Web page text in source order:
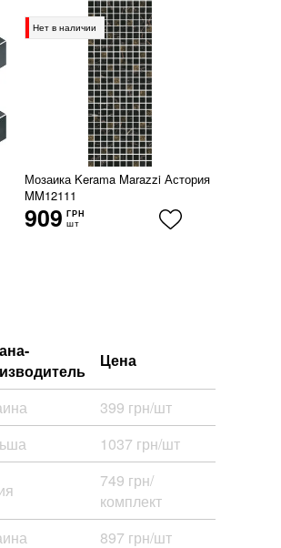
Нет в наличии
Мозаика Kerama Marazzi Астория
MM12111
909 ГРН
шт
Цена
399 грн/шт
1037 грн/шт
749 грн/
комплект
897 грн/шт